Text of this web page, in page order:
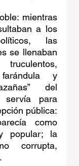
mientras
a los
las
se llenaban
y
del
servía para
pública:
como
popular; la
corrupta,